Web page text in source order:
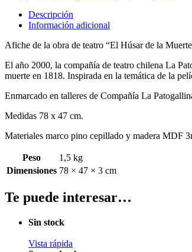
Descripción
Información adicional
Afiche de la obra de teatro “El Húsar de la
El año 2000, la compañía de teatro chilena La
muerte en 1818. Inspirada en la temática de la
Enmarcado en talleres de Compañía La
Medidas 78 x 47 cm.
Materiales marco pino cepillado y madera MDF
Peso
1,5 kg
Dimensiones 78 × 47 × 3 cm
Te puede interesar…
Sin stock
Vista rápida